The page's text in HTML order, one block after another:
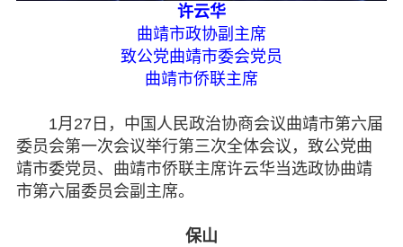
许云华
曲靖市政协副主席
致公党曲靖市委会党员
曲靖市侨联主席
1月27日，中国人民政治协商会议曲靖市第六届
委员会第一次会议举行第三次全体会议，致公党曲
靖市委党员、曲靖市侨联主席许云华当选政协曲靖
市第六届委员会副主席。
保山